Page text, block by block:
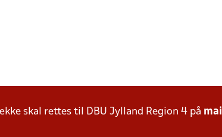
skal rettes til DBU Jylland Region 4 på mail